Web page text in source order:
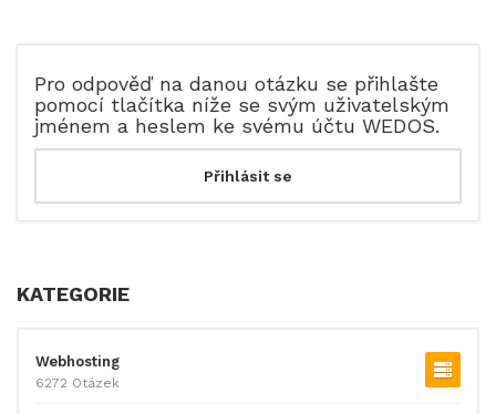
Pro odpověď na danou otázku se přihlašte
pomocí tlačítka níže se svým uživatelským
jménem a heslem ke svému účtu WEDOS.
KATEGORIE
Webhosting
6272 Otázek